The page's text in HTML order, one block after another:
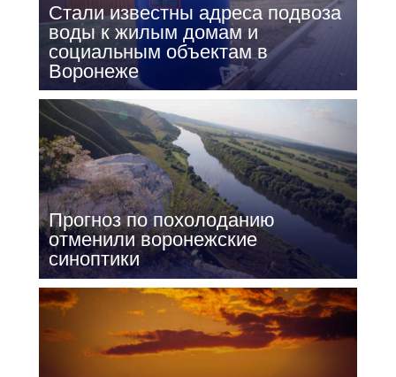
Стали известны адреса подвоза
воды к жилым домам и
социальным объектам в
Воронеже
Прогноз по похолоданию
отменили воронежские
синоптики